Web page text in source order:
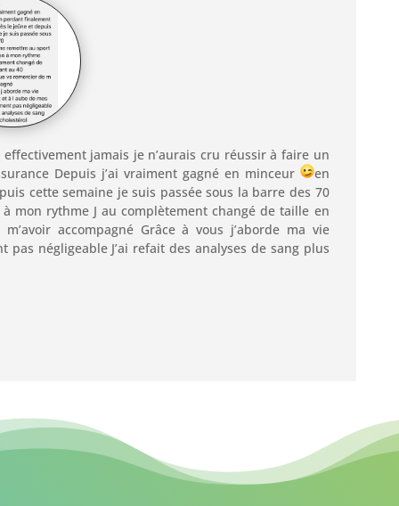
jamais je n’aurais cru réussir à faire un
Depuis j’ai vraiment gagné en minceur
en
cette semaine je suis passée sous la barre des 70
mon rythme J au complètement changé de taille en
accompagné Grâce à vous j’aborde ma vie
négligeable J’ai refait des analyses de sang plus